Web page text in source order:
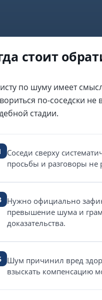
стоит
по шуму имеет
по-соседски
стадии.
Соседи сверху
просьбы и разговоры не
Нужно официально
превышение шума и
доказательства.
Шум причинил вред
взыскать компенсацию